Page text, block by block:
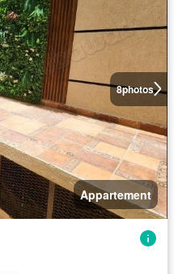
8photos
Appartement